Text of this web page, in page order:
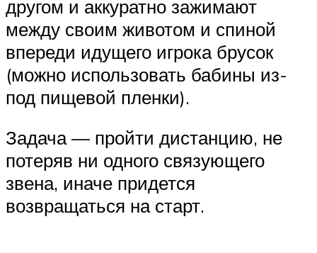
другом и аккуратно зажимают
между своим животом и спиной
впереди идущего игрока брусок
(можно использовать бабины из-
под пищевой пленки).
Задача — пройти дистанцию, не
потеряв ни одного связующего
звена, иначе придется
возвращаться на старт.